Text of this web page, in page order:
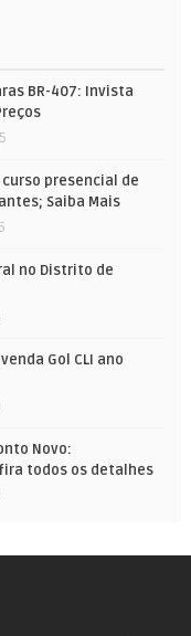
BR-407: Invista
presencial de
Saiba Mais
no Distrito de
Gol CLI ano
Novo:
todos os detalhes